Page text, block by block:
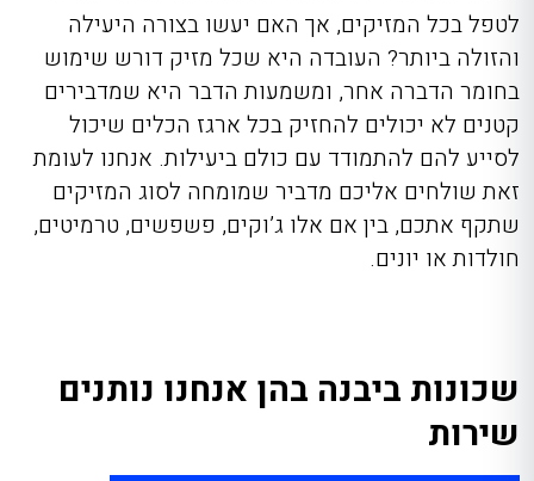
לטפל בכל המזיקים, אך האם יעשו בצורה היעילה
והזולה ביותר? העובדה היא שכל מזיק דורש שימוש
בחומר הדברה אחר, ומשמעות הדבר היא שמדבירים
קטנים לא יכולים להחזיק בכל ארגז הכלים שיכול
לסייע להם להתמודד עם כולם ביעילות. אנחנו לעומת
זאת שולחים אליכם מדביר שמומחה לסוג המזיקים
שתקף אתכם, בין אם אלו ג’וקים, פשפשים, טרמיטים,
חולדות או יונים.
שכונות ביבנה בהן אנחנו נותנים
שירות